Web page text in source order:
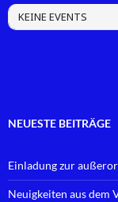
KEINE EVENTS
NEUESTE BEITRÄGE
Einladung zur
Neuigkeiten aus dem